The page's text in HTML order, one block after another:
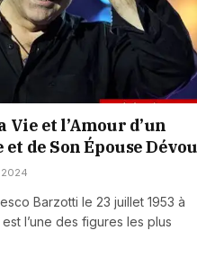
Vie et l’Amour d’un
de Son Épouse
Barzotti le 23 juillet 1953 à
l’une des figures les plus